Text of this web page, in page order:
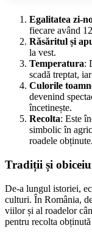
Egalitatea zi-
fiecare având
Răsăritul și
la vest.
Temperatura:
scadă treptat,
Culorile
devenind
încetinește.
Recolta: Este
simbolic în
roadele obținute.
Tradiții și
De-a lungul istoriei,
culturi. În România,
viilor și al roadelor
pentru recolta obținută